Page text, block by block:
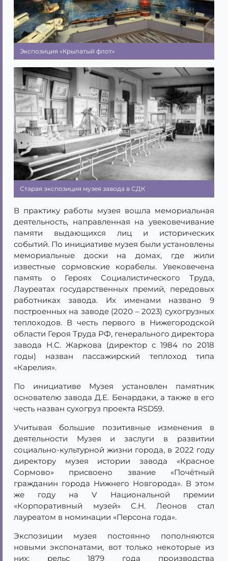
Экспозиция «Крылатый флот»
Старая экспозиция музея завода в СДК
В практику работы музея вошла мемориальная
деятельность, направленная на увековечивание
памяти выдающихся лиц и исторических
событий. По инициативе музея были установлены
мемориальные доски на домах, где жили
известные сормовские корабелы. Увековечена
память о Героях Социалистического Труда,
Лауреатах государственных премий, передовых
работниках завода. Их именами названо 9
построенных на заводе (2020 – 2023) сухогрузных
теплоходов. В честь первого в Нижегородской
области Героя Труда РФ, генерального директора
завода Н.С. Жаркова (директор с 1984 по 2018
годы) назван пассажирский теплоход типа
«Карелия».
По инициативе Музея установлен памятник
основателю завода Д.Е. Бенардаки, а также в его
честь назван сухогруз проекта RSD59.
Учитывая большие позитивные изменения в
деятельности Музея и заслуги в развитии
социально-культурной жизни города, в 2022 году
директору музея истории завода «Красное
Сормово» присвоено звание «Почётный
гражданин города Нижнего Новгорода». В этом
же году на V Национальной премии
«Корпоративный музей» С.Н. Леонов стал
лауреатом в номинации «Персона года».
Экспозиции музея постоянно пополняются
новыми экспонатами, вот только некоторые из
них: рельс 1879 года производства